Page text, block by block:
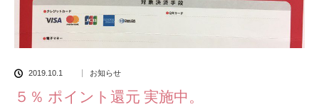
2019.10.1 お知らせ
５％ ポイント還元 実施中。